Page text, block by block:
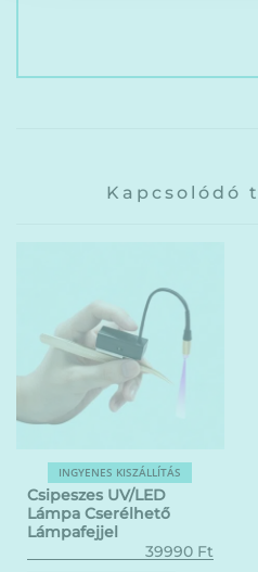
Kapcsolódó
INGYENES KISZÁLLÍTÁS
Csipeszes UV/LED
Lámpa Cserélhető
Lámpafejjel
39990 Ft